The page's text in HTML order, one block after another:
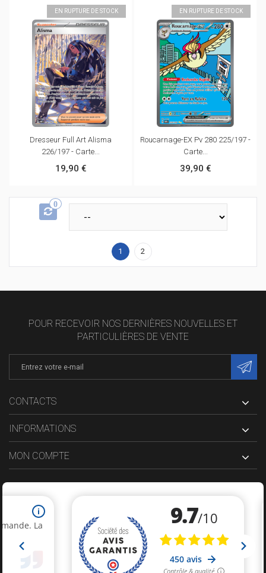
EN RUPTURE DE STOCK
Dresseur Full Art Alisma
226/197 - Carte...
19,90 €
EN RUPTURE DE STOCK
Roucarnage-EX Pv 280 225/197 -
Carte...
39,90 €
0
1 2
POUR RECEVOIR NOS DERNIÈRES NOUVELLES ET
PARTICULIÈRES DE VENTE
CONTACTS
INFORMATIONS
MON COMPTE